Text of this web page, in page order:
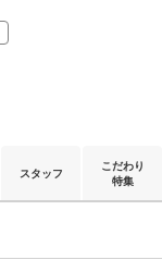
スタッフ
こだわり
特集